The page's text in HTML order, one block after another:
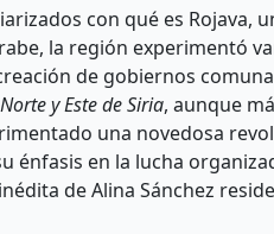
con qué es Rojava,
la región experimentó
de gobiernos
y Este de Siria, aunque
una novedosa
énfasis en la lucha
de Alina Sánchez